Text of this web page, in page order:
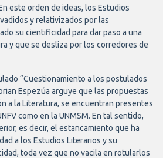
este orden de ideas, los Estudios
y relativizados por las
su cientificidad para dar paso a una
y que se desliza por los corredores de
“Cuestionamiento a los postulados
Espezúa arguye que las propuestas
a la Literatura, se encuentran presentes
como en la UNMSM. En tal sentido,
es decir, el estancamiento que ha
a los Estudios Literarios y su
toda vez que no vacila en rotularlos